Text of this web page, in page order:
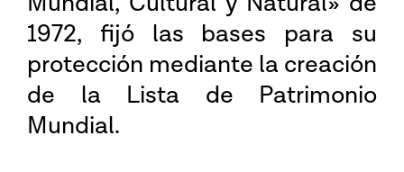
1972, fijó las bases para su
protección mediante la creación
de la Lista de Patrimonio
Mundial.